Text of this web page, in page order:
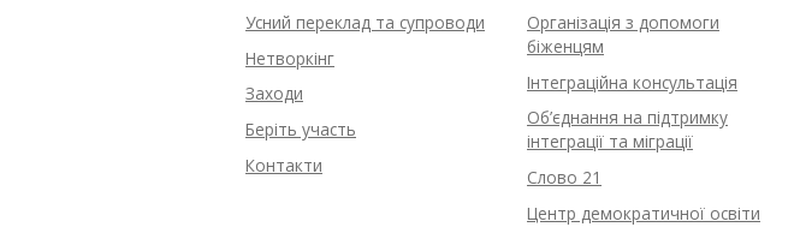
Усний переклад та супроводи
Нетворкінг
Заходи
Беріть участь
Контакти
Організація з допомоги
біженцям
Інтеграційна консультація
Об’єднання на підтримку
інтеграції та міграції
Слово 21
Центр демократичної освіти